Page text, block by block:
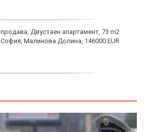
продава, Двустаен апартамент, 73 m2
София, Малинова Долина, 146000 EUR